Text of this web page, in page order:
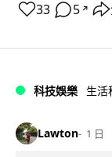
33 5 ↗
科技娛樂 生活
Lawton 1 日